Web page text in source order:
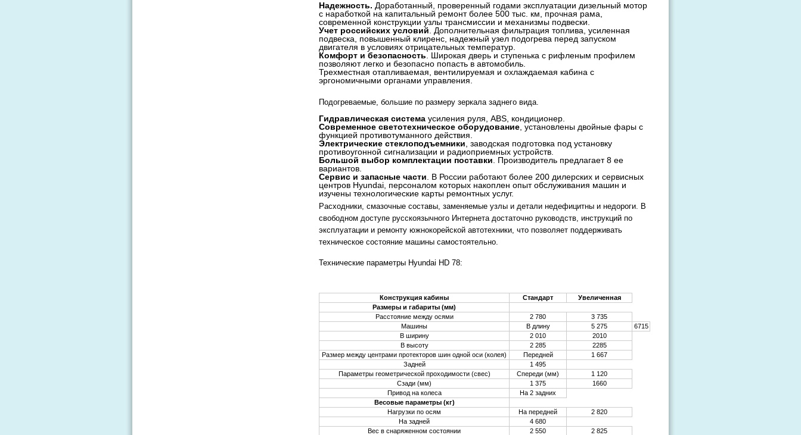
Надежность. Доработанный, проверенный годами эксплуатации дизельный мотор
с наработкой на капитальный ремонт более 500 тыс. км, прочная рама,
современной конструкции узлы трансмиссии и механизмы подвески.
Учет российских условий . Дополнительная фильтрация топлива, усиленная
подвеска, повышенный клиренс, надежный узел подогрева перед запуском
двигателя в условиях отрицательных температур.
Комфорт и безопасность . Широкая дверь и ступенька с рифленым профилем
позволяют легко и безопасно попасть в автомобиль.
Трехместная отапливаемая, вентилируемая и охлаждаемая кабина с
эргономичными органами управления.
Подогреваемые, большие по размеру зеркала заднего вида.
Гидравлическая система усиления руля, ABS, кондиционер.
Современное светотехническое оборудование , установлены двойные фары с
функцией противотуманного действия.
Электрические стеклоподъемники , заводская подготовка под установку
противоугонной сигнализации и радиоприемных устройств.
Большой выбор комплектации поставки . Производитель предлагает 8 ее
вариантов.
Сервис и запасные части . В России работают более 200 дилерских и сервисных
центров Hyundai, персоналом которых накоплен опыт обслуживания машин и
изучены технологические карты ремонтных услуг.
Расходники, смазочные составы, заменяемые узлы и детали недефицитны и недороги. В
свободном доступе русскоязычного Интернета достаточно руководств, инструкций по
эксплуатации и ремонту южнокорейской автотехники, что позволяет поддерживать
техническое состояние машины самостоятельно.
Технические параметры Hyundai HD 78:
Конструкция кабины Стандарт
Увеличенная
Размеры и габариты (мм)
Расстояние между осями
2 780
3 735
Машины
В длину 5 275
6715
В ширину
2 010
2010
В высоту
2 285
2285
Размер между центрами протекторов шин одной оси (колея)
Передней
1 667
Задней
1 495
Параметры геометрической проходимости (свес)
Спереди (мм)
1 120
Сзади (мм)
1 375
1660
Привод на колеса
На 2 задних
Весовые параметры (кг)
Нагрузки по осям
На передней
2 820
На задней
4 680
Вес в снаряженном состоянии
2 550
2 825